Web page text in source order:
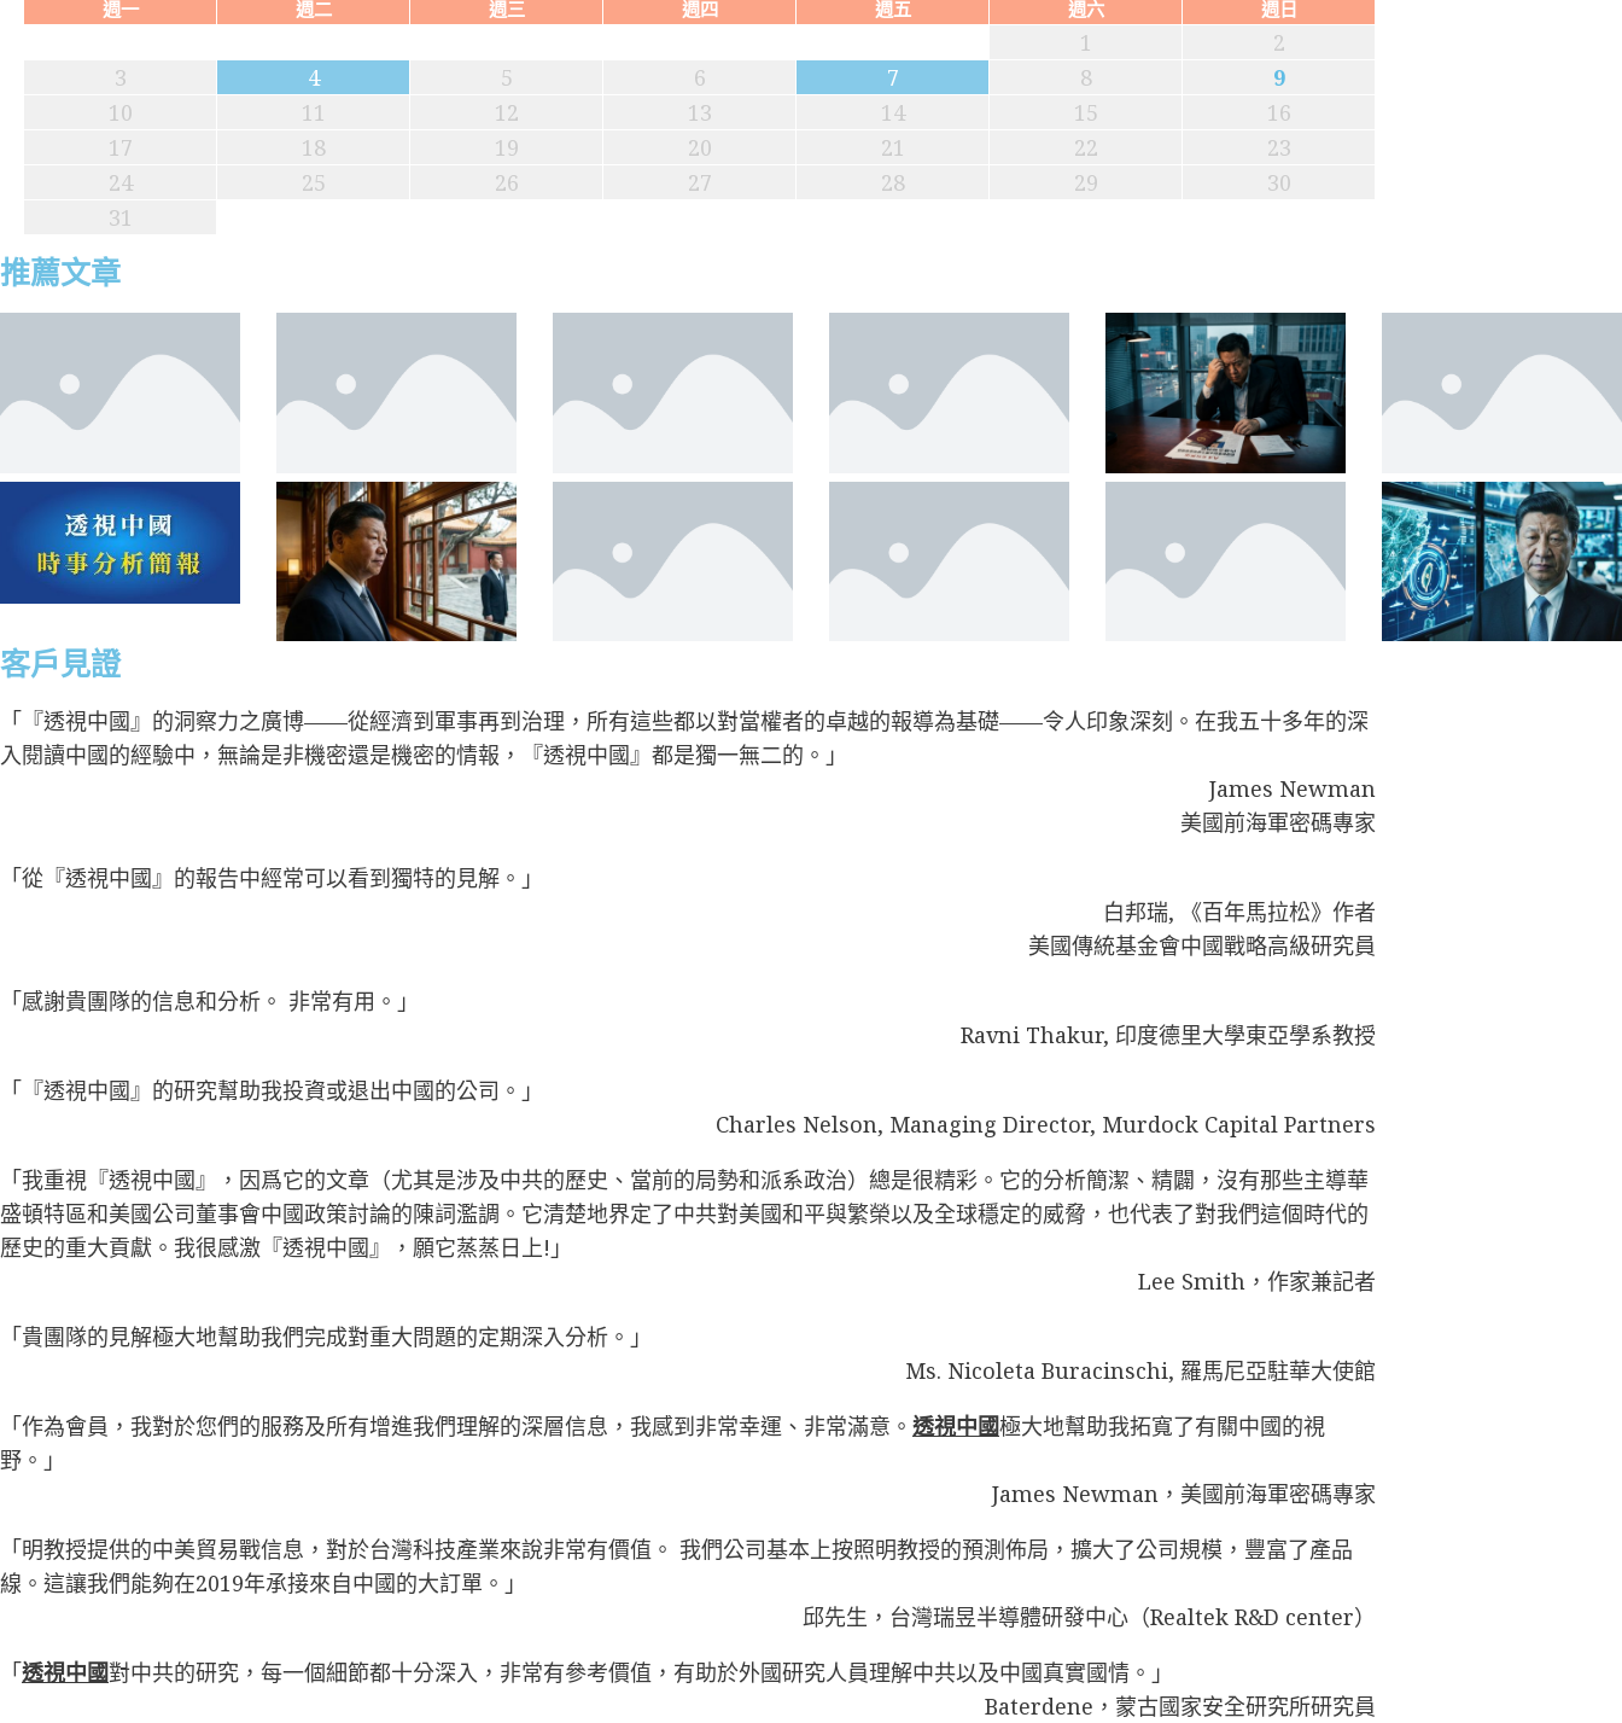
週一 週二 週三 週四 週五 週六 週日
1
2
3
4 5 6 7 8
9
10
11 12 13 14 15
16
17
18 19 20 21 22
23
24
25 26 27 28 29
30
31
推薦文章
中國房貸跌至2.7% 四大金融問題凸顯；就業嚴峻 高考生棄名校 入官家
美日聯手保日元的深層原因；中國車企卷生卷死 政府稅率越收越高
中國商務部解釋產能過剩 七大邏輯漏洞明顯；國稅局數據揭開中國4億偽中產真相
中共全球捕撈中國富人財產；美烏關係戰略重構與全球地緣變局
北京在經濟放緩之際加強安全措施
廣西水災 地方政府「以死省錢」傳聞分析；日元深貶根源及對中美市場影響;賣地巨降、虛擬GDP與被債務吞噬的地方財政
中國AI「降維傾銷」的超限戰路徑；川普「反共產主義」的內外陰陽操作
馬興瑞的倒台與中共精英政治的當前動態
中國二季度GDP滑落揭示的經濟真相；美國年輕人為何好感社會主義；中國上半年外貿數據深度分析
中國汽車or中國「棄車」；俄烏戰爭地緣變軌下的終局博弈
廣西潰壩37萬人遭災 禍起平陸運河；川普新寵與北京隱憂—土耳其的地緣合圍；僅升兩上將 解放軍資歷斷層與清洗餘震
習近平在建黨105週年大會上的講話與北京的雄心
客戶見證
「『透視中國』的洞察力之廣博——從經濟到軍事再到治理，所有這些都以對當權者的卓越的報導為基礎——令人印象深刻。在我五十多年的深
入閱讀中國的經驗中，無論是非機密還是機密的情報，『透視中國』都是獨一無二的。」
James Newman
美國前海軍密碼專家
「從『透視中國』的報告中經常可以看到獨特的見解。」
白邦瑞, 《百年馬拉松》作者
美國傳統基金會中國戰略高級研究員
「感謝貴團隊的信息和分析。 非常有用。」
Ravni Thakur, 印度德里大學東亞學系教授
「『透視中國』的研究幫助我投資或退出中國的公司。」
Charles Nelson, Managing Director, Murdock Capital Partners
「我重視『透視中國』，因爲它的文章（尤其是涉及中共的歷史、當前的局勢和派系政治）總是很精彩。它的分析簡潔、精闢，沒有那些主導華
盛頓特區和美國公司董事會中國政策討論的陳詞濫調。它清楚地界定了中共對美國和平與繁榮以及全球穩定的威脅，也代表了對我們這個時代的
歷史的重大貢獻。我很感激『透視中國』，願它蒸蒸日上!」
Lee Smith，作家兼記者
「貴團隊的見解極大地幫助我們完成對重大問題的定期深入分析。」
Ms. Nicoleta Buracinschi, 羅馬尼亞駐華大使館
「作為會員，我對於您們的服務及所有增進我們理解的深層信息，我感到非常幸運、非常滿意。 透視中國極大地幫助我拓寬了有關中國的視
野。」
James Newman，美國前海軍密碼專家
「明教授提供的中美貿易戰信息，對於台灣科技產業來說非常有價值。 我們公司基本上按照明教授的預測佈局，擴大了公司規模，豐富了產品
線。這讓我們能夠在2019年承接來自中國的大訂單。」
邱先生，台灣瑞昱半導體研發中心（Realtek R&D center）
「透視中國對中共的研究，每一個細節都十分深入，非常有參考價值，有助於外國研究人員理解中共以及中國真實國情。」
Baterdene，蒙古國家安全研究所研究員